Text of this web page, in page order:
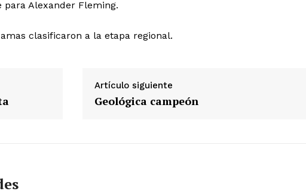
Nosotros
Contacto
Alexander Fleming.
clasificaron a la etapa regional.
Artículo siguiente
Geológica campeón